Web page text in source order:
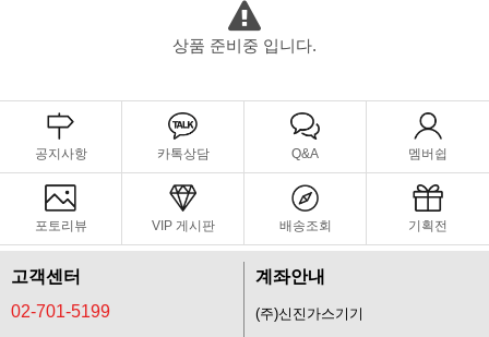
상품 준비중 입니다.
공지사항 카톡상담 Q&A 멤버쉽
포토리뷰 VIP 게시판 배송조회 기획전
고객센터
02-701-5199
계좌안내
(주)신진가스기기